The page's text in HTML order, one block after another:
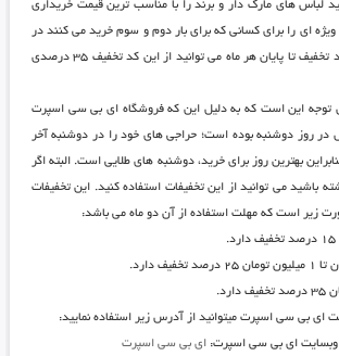
لباس های مارک دار و برند را با مناسب ترین قیمت خریداری
ای را برای کسانی که برای بار دوم و سوم خرید می کنند در
نظر گرفته که با گرفتن کد تخفیف تا پایان هر ماه می توانید از این کد تخفیف ۳۵ درصدی
توجه این است که به دلیل این کهفروشگاه ای بی سی اسپرت
در روز دوشنبه بوده است؛ حراجی های خود را در دوشنبه آخر
بهترین روز برای خرید، دوشنبه های طلایی است. البته اگر
باشید می توانید از این تخفیفات استفاده کنید. این تخفیفات
زیر است که مهلت استفاده از آن دو ماه می باشد:
ای بی سی اسپرت میتوانید از آدرس زیر استفاده نمایید:
ای بی سی اسپرت: ای بی سی اسپرت